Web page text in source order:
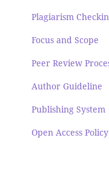
Plagiarism
Focus and Scope
Peer Review
Author Guideline
Publishing System
Open Access Policy